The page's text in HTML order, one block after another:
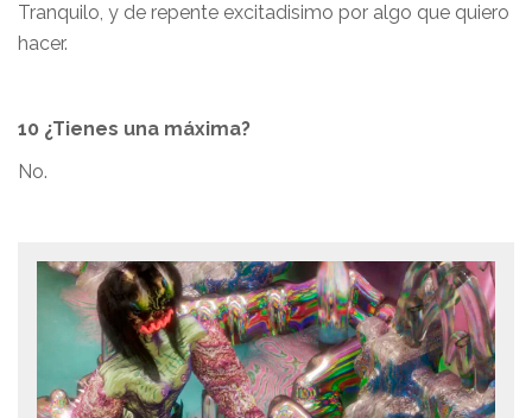
Tranquilo, y de repente excitadisimo por algo que quiero
hacer.
10 ¿Tienes una máxima?
No.